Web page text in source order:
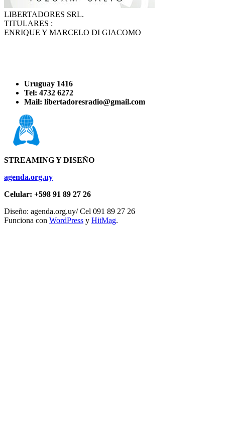
LIBERTADORES SRL.
TITULARES :
ENRIQUE Y MARCELO DI GIACOMO
Uruguay 1416
Tel: 4732 6272
Mail: libertadoresradio@gmail.com
STREAMING Y DISEÑO
agenda.org.uy
Celular: +598 91 89 27 26
Diseño: agenda.org.uy/ Cel 091 89 27 26
Funciona con WordPress y HitMag.